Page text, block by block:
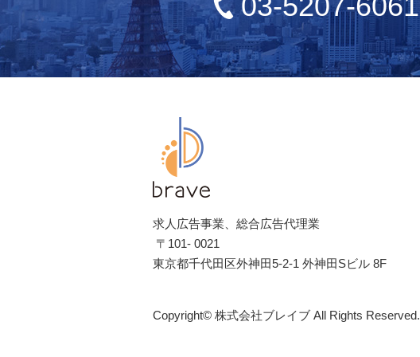
求人広告事業、総合広告代理業
〒101- 0021
東京都千代田区外神田5-2-1 外神田Sビル 8F
Copyright© 株式会社ブレイブ All Rights Reserved.